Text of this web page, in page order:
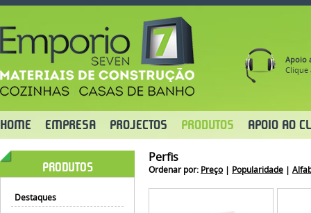
Apoio
Clique
HOME EMPRESA PROJECTOS PRODUTOS APOIO AO
PRODUTOS
Destaques
Perfis
Ordenar por: Preço | Popularidade |